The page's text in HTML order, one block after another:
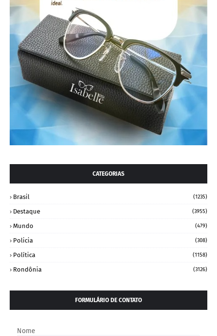
CATEGORIAS
Brasil (1235)
Destaque (3955)
Mundo (479)
Policia (308)
Política (1158)
Rondônia (3126)
FORMULÁRIO DE CONTATO
Nome